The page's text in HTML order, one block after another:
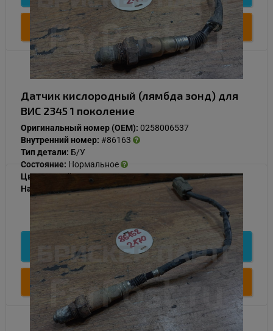
Купить
Датчик кислородный (лямбда зонд) для
ВИС 2345 1 поколение
Оригинальный номер (OEM): 0258006537
Внутренний номер: #86163
Тип детали: Б/У
Состояние: Нормальное
Цвет:Серый
Наличие:
В наличии
1 000
Подробнее
Купить